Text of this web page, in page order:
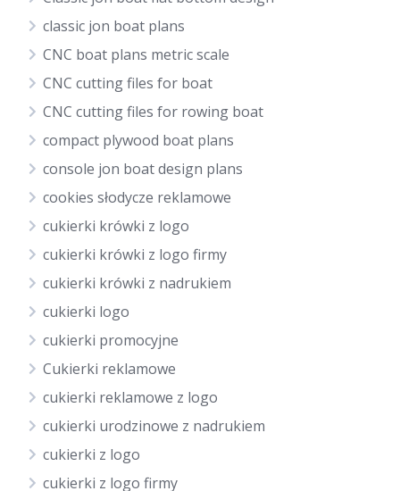
classic jon boat plans
CNC boat plans metric scale
CNC cutting files for boat
CNC cutting files for rowing boat
compact plywood boat plans
console jon boat design plans
cookies słodycze reklamowe
cukierki krówki z logo
cukierki krówki z logo firmy
cukierki krówki z nadrukiem
cukierki logo
cukierki promocyjne
Cukierki reklamowe
cukierki reklamowe z logo
cukierki urodzinowe z nadrukiem
cukierki z logo
cukierki z logo firmy